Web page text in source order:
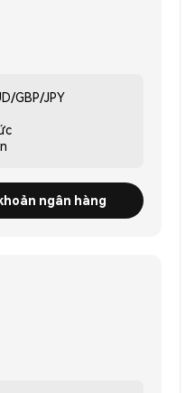
GBP/JPY
ngân hàng